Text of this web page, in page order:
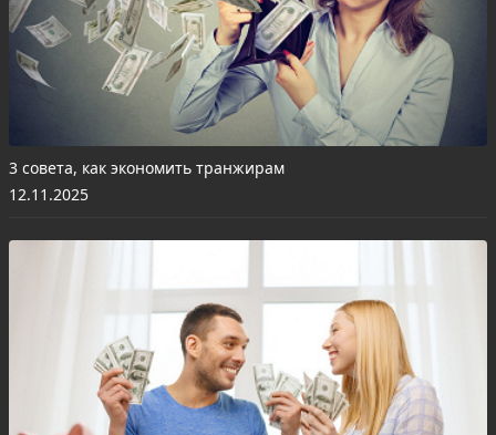
3 совета, как экономить транжирам
12.11.2025